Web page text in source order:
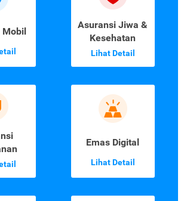
Mobil
Asuransi Jiwa &
Kesehatan
Lihat Detail
Emas Digital
Lihat Detail